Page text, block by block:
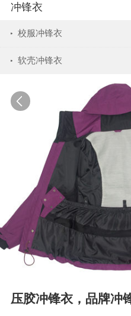
冲锋衣
校服冲锋衣
软壳冲锋衣
压胶冲锋衣，品牌冲